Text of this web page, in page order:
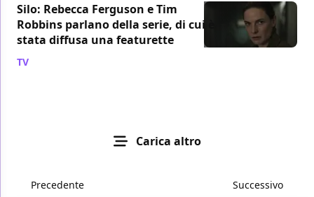
Silo: Rebecca Ferguson e Tim
Robbins parlano della serie, di cui è
stata diffusa una featurette
TV
Carica altro
Precedente Successivo